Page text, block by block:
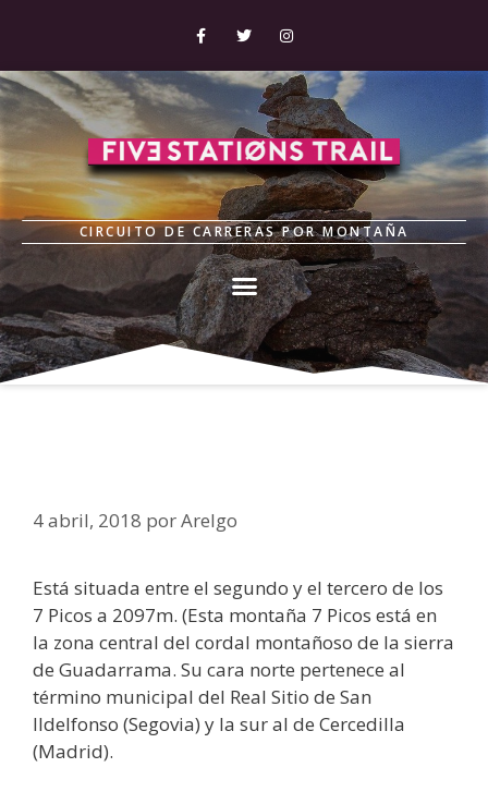
CIRCUITO DE CARRERAS POR MONTAÑA
4 abril, 2018 porArelgo
Está situada entre el segundo y el tercero de los
7 Picos a 2097m. (Esta montaña 7 Picos está en
la zona central del cordal montañoso de la sierra
de Guadarrama. Su cara norte pertenece al
término municipal del Real Sitio de San
Ildelfonso (Segovia) y la sur al de Cercedilla
(Madrid).